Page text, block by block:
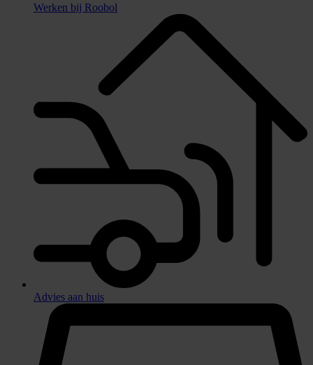
Werken bij Roobol
Advies aan huis